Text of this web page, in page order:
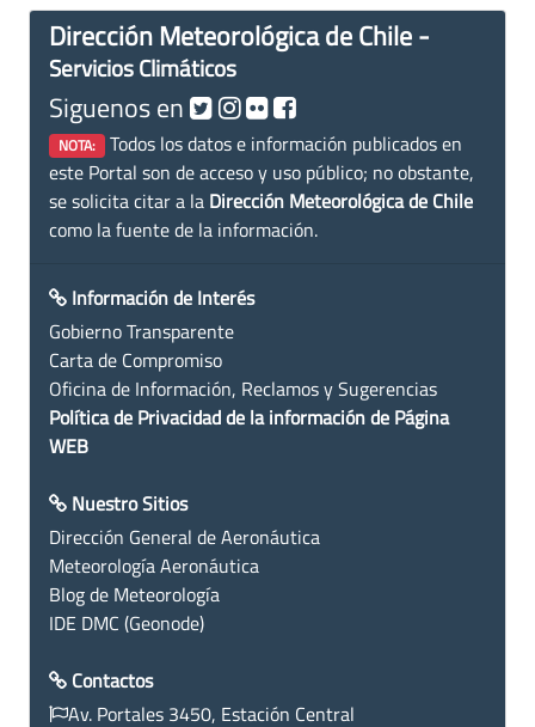
Dirección Meteorológica de Chile -
Servicios Climáticos
Siguenos en
NOTA: Todos los datos e información publicados en
este Portal son de acceso y uso público; no obstante,
se solicita citar a la Dirección Meteorológica de Chile
como la fuente de la información.
Información de Interés
Gobierno Transparente
Carta de Compromiso
Oficina de Información, Reclamos y Sugerencias
Política de Privacidad de la información de Página
WEB
Nuestro Sitios
Dirección General de Aeronáutica
Meteorología Aeronáutica
Blog de Meteorología
IDE DMC (Geonode)
Contactos
Av. Portales 3450, Estación Central